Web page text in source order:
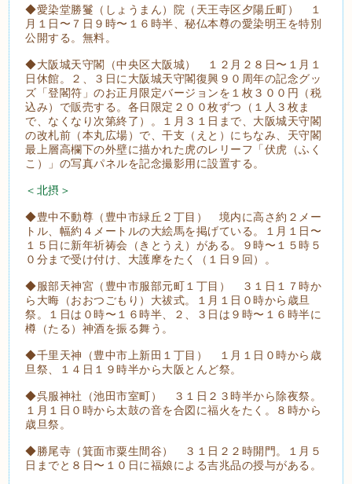
◆愛染堂勝鬘（しょうまん）院（天王寺区夕陽丘町） １
月１日〜７日９時〜１６時半、秘仏本尊の愛染明王を特別
公開する。無料。
◆大阪城天守閣（中央区大阪城） １２月２８日〜１月１
日休館。２、３日に大阪城天守閣復興９０周年の記念グッ
ズ「登閣符」のお正月限定バージョンを１枚３００円（税
込み）で販売する。各日限定２００枚ずつ（１人３枚ま
で、なくなり次第終了）。１月３１日まで、大阪城天守閣
の改札前（本丸広場）で、干支（えと）にちなみ、天守閣
最上層高欄下の外壁に描かれた虎のレリーフ「伏虎（ふく
こ）」の写真パネルを記念撮影用に設置する。
＜北摂＞
◆豊中不動尊（豊中市緑丘２丁目） 境内に高さ約２メー
トル、幅約４メートルの大絵馬を掲げている。１月１日〜
１５日に新年祈祷会（きとうえ）がある。９時〜１５時５
０分まで受け付け、大護摩をたく（１日９回）。
◆服部天神宮（豊中市服部元町１丁目） ３１日１７時か
ら大晦（おおつごもり）大祓式。１月１日０時から歳旦
祭。１日は０時〜１６時半、２、３日は９時〜１６時半に
樽（たる）神酒を振る舞う。
◆千里天神（豊中市上新田１丁目） １月１日０時から歳
旦祭、１４日１９時半から大阪とんど祭。
◆呉服神社（池田市室町） ３１日２３時半から除夜祭。
１月１日０時から太鼓の音を合図に福火をたく。８時から
歳旦祭。
◆勝尾寺（箕面市粟生間谷） ３１日２２時開門。１月５
日までと８日〜１０日に福娘による吉兆品の授与がある。